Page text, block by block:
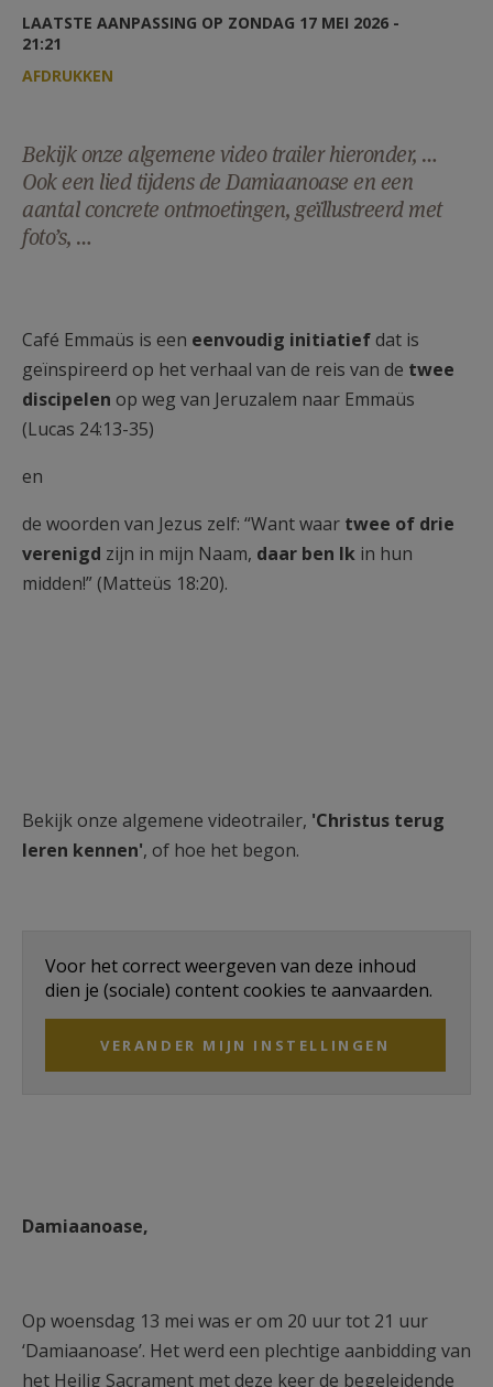
AANMELDEN OF REGISTREREN
LAATSTE AANPASSING OP ZONDAG 17 MEI 2026 -
21:21
AFDRUKKEN
Bekijk onze algemene video trailer hieronder, …
Ook een lied tijdens de Damiaanoase en een
aantal concrete ontmoetingen, geïllustreerd met
foto’s, …
Café Emmaüs is een eenvoudig initiatiefdat is
geïnspireerd op het verhaal van de reis van de twee
discipelen op weg van Jeruzalem naar Emmaüs
(Lucas 24:13-35)
en
de woorden van Jezus zelf: “Want waar twee of drie
verenigd zijn in mijn Naam, daar ben Ik in hun
midden!” (Matteüs 18:20).
Bekijk onze algemene videotrailer, 'Christus terug
leren kennen', of hoe het begon.
Voor het correct weergeven van deze inhoud
dien je (sociale) content cookies te aanvaarden.
VERANDER MIJN INSTELLINGEN
Damiaanoase,
Op woensdag 13 mei was er om 20 uur tot 21 uur
‘Damiaanoase’. Het werd een plechtige aanbidding van
het Heilig Sacrament met deze keer de begeleidende